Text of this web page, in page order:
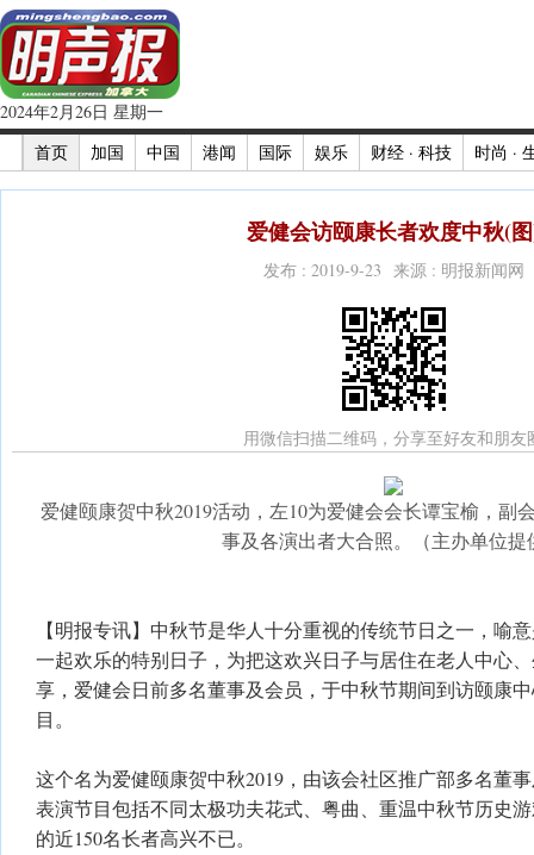
2024年2月26日 星期一
首页
加国 中国 港闻 国际 娱乐 财经 · 科技 时尚 ·
爱健会访颐康长者欢度中秋(
发布 : 2019-9-23 来源 : 明报新闻网
用微信扫描二维码，分享至好友和朋友
爱健颐康贺中秋2019活动，左10为爱健会会长谭宝榆，副
事及各演出者大合照。（主办单位提
【明报专讯】中秋节是华人十分重视的传统节日之一，喻
一起欢乐的特别日子，为把这欢兴日子与居住在老人中心
享，爱健会日前多名董事及会员，于中秋节期间到访颐康
目。
这个名为爱健颐康贺中秋2019，由该会社区推广部多名董
表演节目包括不同太极功夫花式、粤曲、重温中秋节历史
的近150名长者高兴不已。